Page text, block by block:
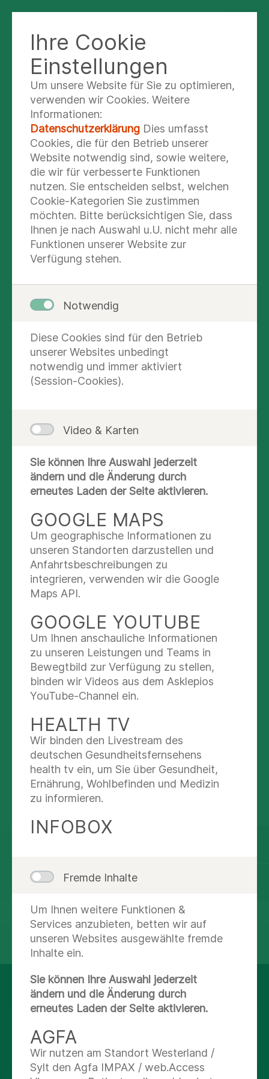
BILDUNGSZENTRUM FÜR
GESUNDHEITSBERUFE GÖTTINGEN
Viele Wege führen zum
Bildungszentrum – Ihre
Anfahrt
Göttingen liegt im Süden von Niedersachsen.
Das Bildungszemtrum der Asklepios Psychiatrie
Niedersachsen GmbH befindet sich in zentraler
Lage im Südwesten der Stadt Göttingen auf
einer Anhöhe oberhalb der Leine.
Adresse
Gesundheitsfachberufe Göttingen
Rosdorfer Weg 70
37081 Göttingen
Mit öffentlichen Verkehrsmitteln
Linienbusverbindung zwischen Zentrum und
Krankenhaus mit der Stadtbuslinie 80
oder "Söseweg"
Busverbindung Göttingen Linie 80 -
Leineberg - Klausberg
mit dem RBB Regionalbus Braunschweig
Linie 130 Richtung Rosdorf-Obernjesa-
Dramfeld-Friedland, Haltestelle "Göttingen
Busverbindung RBB Regionalbus
Braunschweig Linie 130
mit dem Taxi oder zu Fuß; Wegstrecke vom
Hauptbahnhof (ICE-Bahnhof) ca. 2,5 km
Anreise mit dem PKW
Göttingen-Dransfeld, Fahrtrichtung Göttingen-
Zentrum ca. 4 Km und weiter Richtung Rosdorf
entlang den Wegweisertafeln mit der Aufschrift
'Asklepios Fachklinikum'.
Aus Richtung Osten und Südosten fahren Sie
Eschwege - Göttingen ebenfalls Richtung
Rosdorf entlang den Wegweisertafeln mit der
Aufschrift 'Asklepios Fachklinikum'.
HINWEIS: bei Benutzung eines
Navigationsgerätes mit Fahrtziel "Asklepios
Straße "Tonkuhlenweg" als Adresse ein und nicht
die Straße "Rosdorfer Weg". Das Hauptgebäude
erreichen Sie nur über die Eingabe
"Tonkuhlenweg".
Bitte beachten Sie, dass auf dem Gelände
lediglich Kurzzeitparkplätze mit einer
Höchstparkdauer von 4 Stunden (mit
Parkscheibe) zur Verfügung stehen.
PLANEN SIE IHRE ANREISE
MIT BUS ODER BAHN
Deutsche Bahn
teilen tweet
AUF DEM LAUFENDEN
BLEIBEN
Instagram
Ihre Cookie
Einstellungen
Um unsere Website für Sie zu optimieren,
verwenden wir Cookies. Weitere
Informationen:
Datenschutzerklärung Dies umfasst
Cookies, die für den Betrieb unserer
Website notwendig sind, sowie weitere,
die wir für verbesserte Funktionen
nutzen. Sie entscheiden selbst, welchen
Cookie-Kategorien Sie zustimmen
möchten. Bitte berücksichtigen Sie, dass
Ihnen je nach Auswahl u.U. nicht mehr alle
Funktionen unserer Website zur
Verfügung stehen.
Notwendig
Diese Cookies sind für den Betrieb
unserer Websites unbedingt
notwendig und immer aktiviert
(Session-Cookies).
Video & Karten
Sie können Ihre Auswahl jederzeit
ändern und die Änderung durch
erneutes Laden der Seite aktivieren.
GOOGLE MAPS
Um geographische Informationen zu
unseren Standorten darzustellen und
Anfahrtsbeschreibungen zu
integrieren, verwenden wir die Google
Maps API.
GOOGLE YOUTUBE
Um Ihnen anschauliche Informationen
zu unseren Leistungen und Teams in
Bewegtbild zur Verfügung zu stellen,
binden wir Videos aus dem Asklepios
YouTube-Channel ein.
HEALTH TV
Wir binden den Livestream des
deutschen Gesundheitsfernsehens
health tv ein, um Sie über Gesundheit,
Ernährung, Wohlbefinden und Medizin
zu informieren.
INFOBOX
Fremde Inhalte
Um Ihnen weitere Funktionen &
Services anzubieten, betten wir auf
unseren Websites ausgewählte fremde
Inhalte ein.
Sie können Ihre Auswahl jederzeit
ändern und die Änderung durch
erneutes Laden der Seite aktivieren.
AGFA
Wir nutzen am Standort Westerland /
Sylt den Agfa IMPAX / web.Access